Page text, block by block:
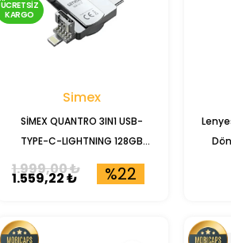
Simex
SİMEX QUANTRO 3IN1 USB-
TYPE-C-LIGHTNING 128GB
FLASH BELLEK
ÜCRETSIZ
KARGO
%22
1.559,22 ₺
1.999,00 ₺